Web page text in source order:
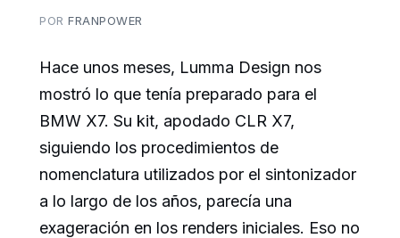
PORFRANPOWER
Hace unos meses, Lumma Design nos
mostró lo que tenía preparado para el
BMW X7. Su kit, apodado CLR X7,
siguiendo los procedimientos de
nomenclatura utilizados por el sintonizador
a lo largo de los años, parecía una
exageración en los renders iniciales. Eso no